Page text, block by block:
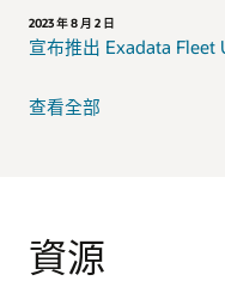
2023 年 8 月 2 日
宣布推出 Exadata Fleet
查看全部
資源